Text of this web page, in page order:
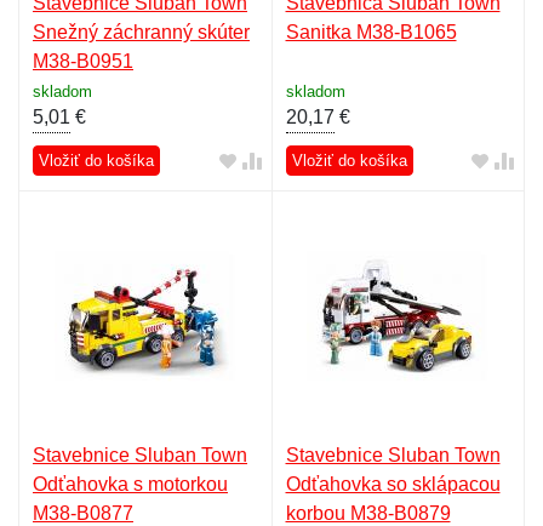
Snežný záchranný skúter
M38-B0951
skladom
5,01 €
Vložiť do košíka
Sanitka M38-B1065
skladom
20,17 €
Vložiť do košíka
Stavebnice Sluban Town
Odťahovka s motorkou
M38-B0877
Stavebnice Sluban Town
Odťahovka so sklápacou
korbou M38-B0879